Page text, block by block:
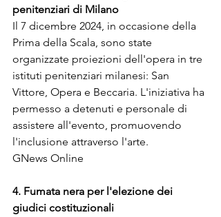
penitenziari di Milano
Il 7 dicembre 2024, in occasione della
Prima della Scala, sono state
organizzate proiezioni dell'opera in tre
istituti penitenziari milanesi: San
Vittore, Opera e Beccaria. L'iniziativa ha
permesso a detenuti e personale di
assistere all'evento, promuovendo
l'inclusione attraverso l'arte.
GNews Online
4. Fumata nera per l'elezione dei
giudici costituzionali